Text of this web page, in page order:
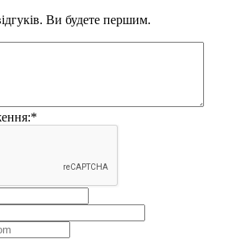
Ви будете першим.
*